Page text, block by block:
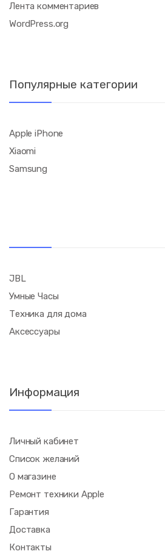
Лента комментариев
WordPress.org
Популярные категории
Apple iPhone
Xiaomi
Samsung
JBL
Умные Часы
Техника для дома
Аксессуары
Информация
Личный кабинет
Список желаний
О магазине
Ремонт техники Apple
Гарантия
Доставка
Контакты